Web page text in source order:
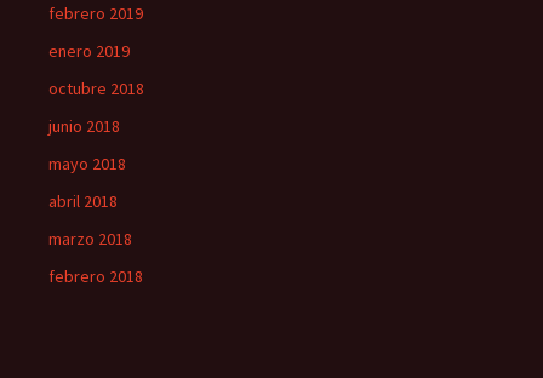
febrero 2019
enero 2019
octubre 2018
junio 2018
mayo 2018
abril 2018
marzo 2018
febrero 2018